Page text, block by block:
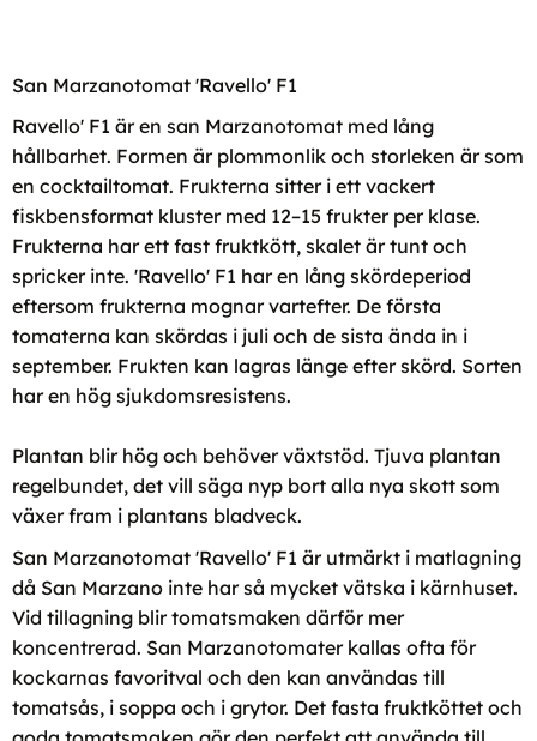
San Marzanotomat 'Ravello' F1
Ravello' F1 är en san Marzanotomat med lång
hållbarhet. Formen är plommonlik och storleken är som
en cocktailtomat. Frukterna sitter i ett vackert
fiskbensformat kluster med 12–15 frukter per klase.
Frukterna har ett fast fruktkött, skalet är tunt och
spricker inte. 'Ravello' F1 har en lång skördeperiod
eftersom frukterna mognar vartefter. De första
tomaterna kan skördas i juli och de sista ända in i
september. Frukten kan lagras länge efter skörd. Sorten
har en hög sjukdomsresistens.
Plantan blir hög och behöver växtstöd. Tjuva plantan
regelbundet, det vill säga nyp bort alla nya skott som
växer fram i plantans bladveck.
San Marzanotomat 'Ravello' F1 är utmärkt i matlagning
då San Marzano inte har så mycket vätska i kärnhuset.
Vid tillagning blir tomatsmaken därför mer
koncentrerad. San Marzanotomater kallas ofta för
kockarnas favoritval och den kan användas till
tomatsås, i soppa och i grytor. Det fasta fruktköttet och